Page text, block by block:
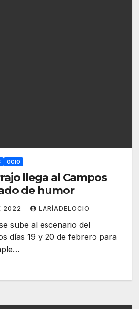
OCIO
llega al Campos
de humor
2022 LARÍADELOCIO
sube al escenario del
días 19 y 20 de febrero para